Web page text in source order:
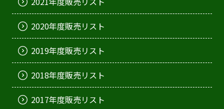
2020年度販売リスト
2019年度販売リスト
2018年度販売リスト
2017年度販売リスト